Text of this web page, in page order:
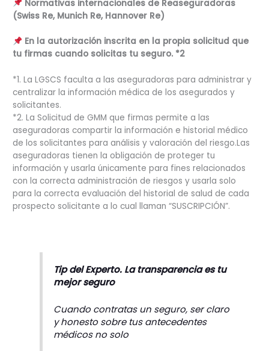
Normativas internacionales de Reaseguradoras
(Swiss Re, Munich Re, Hannover Re)
En la autorización inscrita en la propia solicitud que
tu firmas cuando solicitas tu seguro. *2
*1. La LGSCS faculta a las aseguradoras para administrar y
centralizar la información médica de los asegurados y
solicitantes.
*2. La Solicitud de GMM que firmas permite a las
aseguradoras compartir la información e historial médico
de los solicitantes para análisis y valoración del riesgo.Las
aseguradoras tienen la obligación de proteger tu
información y usarla únicamente para fines relacionados
con la correcta administración de riesgos y usarla solo
para la correcta evaluación del historial de salud de cada
prospecto solicitante a lo cual llaman “SUSCRIPCIÓN”.
Tip del Experto. La transparencia es tu
mejor seguro
Cuando contratas un seguro, ser claro
y honesto sobre tus antecedentes
médicos no solo